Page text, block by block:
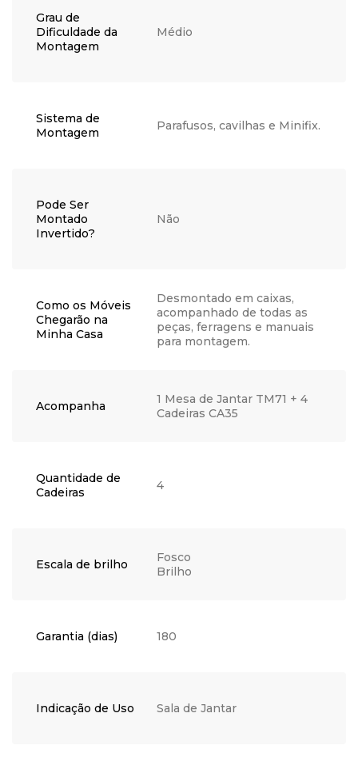
Grau de
Dificuldade da
Montagem
Médio
Sistema de
Montagem
Parafusos, cavilhas e Minifix.
Pode Ser
Montado
Invertido?
Não
Como os Móveis
Chegarão na
Minha Casa
Desmontado em caixas,
acompanhado de todas as
peças, ferragens e manuais
para montagem.
Acompanha
1 Mesa de Jantar TM71 + 4
Cadeiras CA35
Quantidade de
Cadeiras
4
Escala de brilho
Fosco
Brilho
Garantia (dias) 180
Indicação de Uso Sala de Jantar